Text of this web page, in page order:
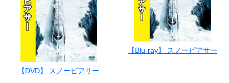
【DVD】 スノーピアサー
【Blu-ray】 スノーピアサー